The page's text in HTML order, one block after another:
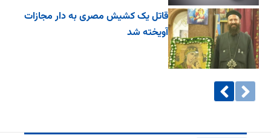
قاتل یک کشیش مصری به دار مجازات
آویخته شد